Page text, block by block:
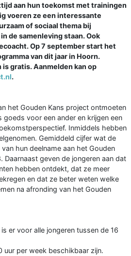
aan hun toekomst met trainingen
voeren ze een interessante
of sociaal thema bij
de samenleving staan. Ook
Op 7 september start het
van dit jaar in Hoorn.
gratis. Aanmelden kan op
.
het Gouden Kans project ontmoeten
goeds voor een ander en krijgen een
Inmiddels hebben
Gemiddeld cijfer wat de
hun deelname aan het Gouden
Daarnaast geven de jongeren aan dat
hebben ontdekt, dat ze meer
en dat ze beter weten welke
na afronding van het Gouden
er voor alle jongeren tussen de 16
uur per week beschikbaar zijn.